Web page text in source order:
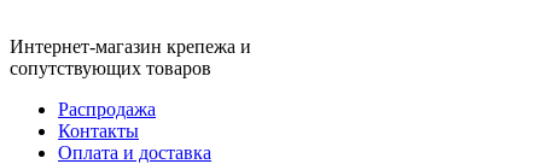
Интернет-магазин крепежа и
сопутствующих товаров
Распродажа
Контакты
Оплата и доставка